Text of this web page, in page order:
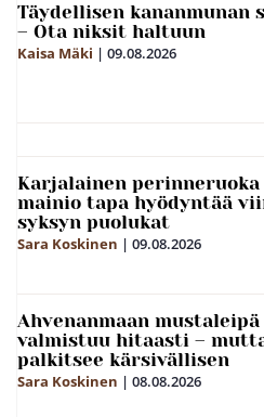
Täydellisen kananmunan
– Ota niksit haltuun
Kaisa Mäki | 09.08.2026
Karjalainen perinneruoka
mainio tapa hyödyntää
syksyn puolukat
Sara Koskinen | 09.08.2026
Ahvenanmaan mustaleipä
valmistuu hitaasti –
palkitsee kärsivällisen
Sara Koskinen | 08.08.2026